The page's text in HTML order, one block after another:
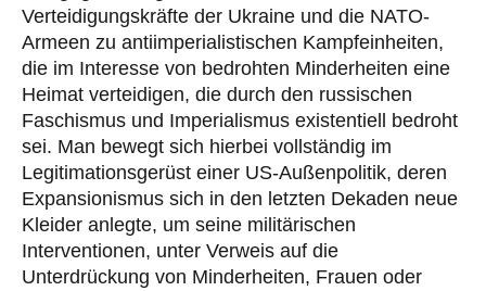
Verteidigungskräfte der Ukraine und die NATO-
Armeen zu antiimperialistischen Kampfeinheiten,
die im Interesse von bedrohten Minderheiten eine
Heimat verteidigen, die durch den russischen
Faschismus und Imperialismus existentiell bedroht
sei. Man bewegt sich hierbei vollständig im
Legitimationsgerüst einer US-Außenpolitik, deren
Expansionismus sich in den letzten Dekaden neue
Kleider anlegte, um seine militärischen
Interventionen, unter Verweis auf die
Unterdrückung von Minderheiten, Frauen oder